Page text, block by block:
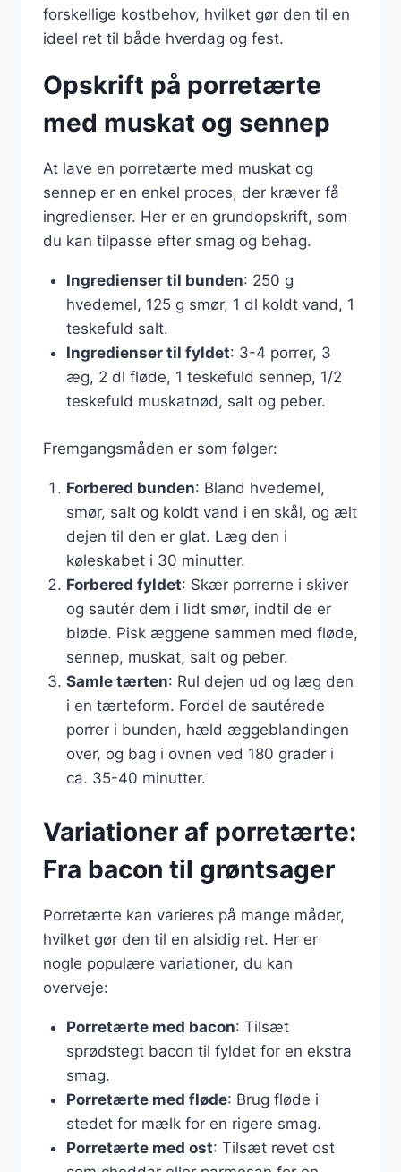
forskellige kostbehov, hvilket gør den til en
ideel ret til både hverdag og fest.
Opskrift på porretærte
med muskat og sennep
At lave en porretærte med muskat og
sennep er en enkel proces, der kræver få
ingredienser. Her er en grundopskrift, som
du kan tilpasse efter smag og behag.
Ingredienser til bunden: 250 g
hvedemel, 125 g smør, 1 dl koldt vand, 1
teskefuld salt.
Ingredienser til fyldet: 3-4 porrer, 3
æg, 2 dl fløde, 1 teskefuld sennep, 1/2
teskefuld muskatnød, salt og peber.
Fremgangsmåden er som følger:
Forbered bunden: Bland hvedemel,
smør, salt og koldt vand i en skål, og ælt
dejen til den er glat. Læg den i
køleskabet i 30 minutter.
Forbered fyldet: Skær porrerne i skiver
og sautér dem i lidt smør, indtil de er
bløde. Pisk æggene sammen med fløde,
sennep, muskat, salt og peber.
Samle tærten: Rul dejen ud og læg den
i en tærteform. Fordel de sautérede
porrer i bunden, hæld æggeblandingen
over, og bag i ovnen ved 180 grader i
ca. 35-40 minutter.
Variationer af porretærte:
Fra bacon til grøntsager
Porretærte kan varieres på mange måder,
hvilket gør den til en alsidig ret. Her er
nogle populære variationer, du kan
overveje:
Porretærte med bacon: Tilsæt
sprødstegt bacon til fyldet for en ekstra
smag.
Porretærte med fløde: Brug fløde i
stedet for mælk for en rigere smag.
Porretærte med ost: Tilsæt revet ost